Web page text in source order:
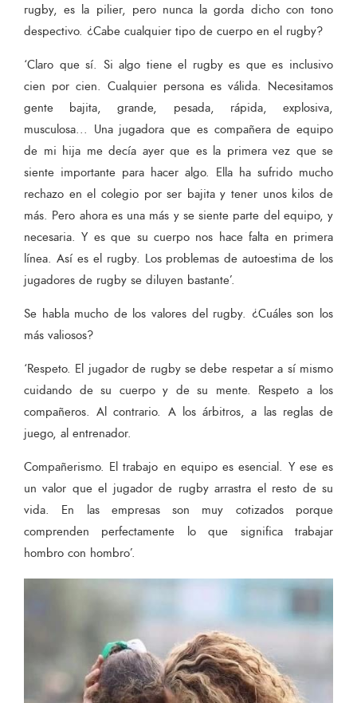
rugby, es la pilier, pero nunca la gorda dicho con tono
despectivo. ¿Cabe cualquier tipo de cuerpo en el rugby?
‘Claro que sí. Si algo tiene el rugby es que es inclusivo
cien por cien. Cualquier persona es válida. Necesitamos
gente bajita, grande, pesada, rápida, explosiva,
musculosa... Una jugadora que es compañera de equipo
de mi hija me decía ayer que es la primera vez que se
siente importante para hacer algo. Ella ha sufrido mucho
rechazo en el colegio por ser bajita y tener unos kilos de
más. Pero ahora es una más y se siente parte del equipo, y
necesaria. Y es que su cuerpo nos hace falta en primera
línea. Así es el rugby. Los problemas de autoestima de los
jugadores de rugby se diluyen bastante’.
Se habla mucho de los valores del rugby. ¿Cuáles son los
más valiosos?
‘Respeto. El jugador de rugby se debe respetar a sí mismo
cuidando de su cuerpo y de su mente. Respeto a los
compañeros. Al contrario. A los árbitros, a las reglas de
juego, al entrenador.
Compañerismo. El trabajo en equipo es esencial. Y ese es
un valor que el jugador de rugby arrastra el resto de su
vida. En las empresas son muy cotizados porque
comprenden perfectamente lo que significa trabajar
hombro con hombro’.